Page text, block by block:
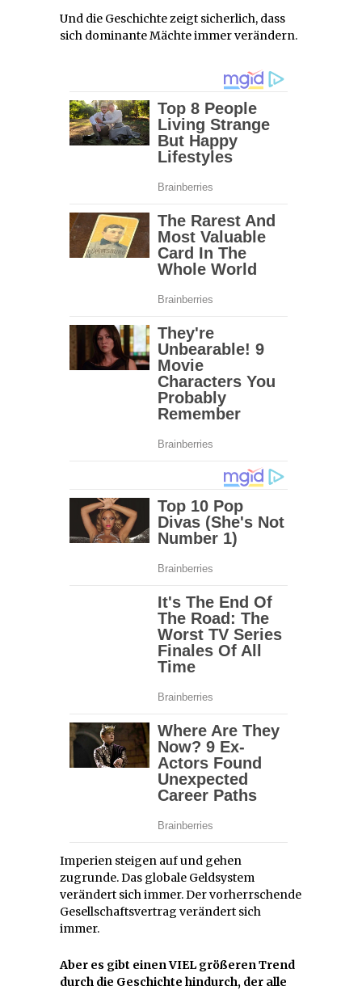
Und die Geschichte zeigt sicherlich, dass
sich dominante Mächte immer verändern.
Imperien steigen auf und gehen
zugrunde. Das globale Geldsystem
verändert sich immer. Der vorherrschende
Gesellschaftsvertrag verändert sich
immer.
Aber es gibt einen VIEL größeren Trend
durch die Geschichte hindurch, der alle